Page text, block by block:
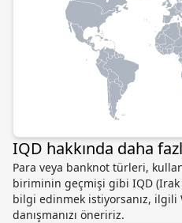
IQD hakkında daha
Para veya banknot türleri,
biriminin geçmişi gibi IQD (Irak
bilgi edinmek istiyorsanız, ilgili
danışmanızı öneririz.